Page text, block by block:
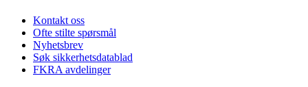
Kontakt oss
Ofte stilte spørsmål
Nyhetsbrev
Søk sikkerhetsdatablad
FKRA avdelinger